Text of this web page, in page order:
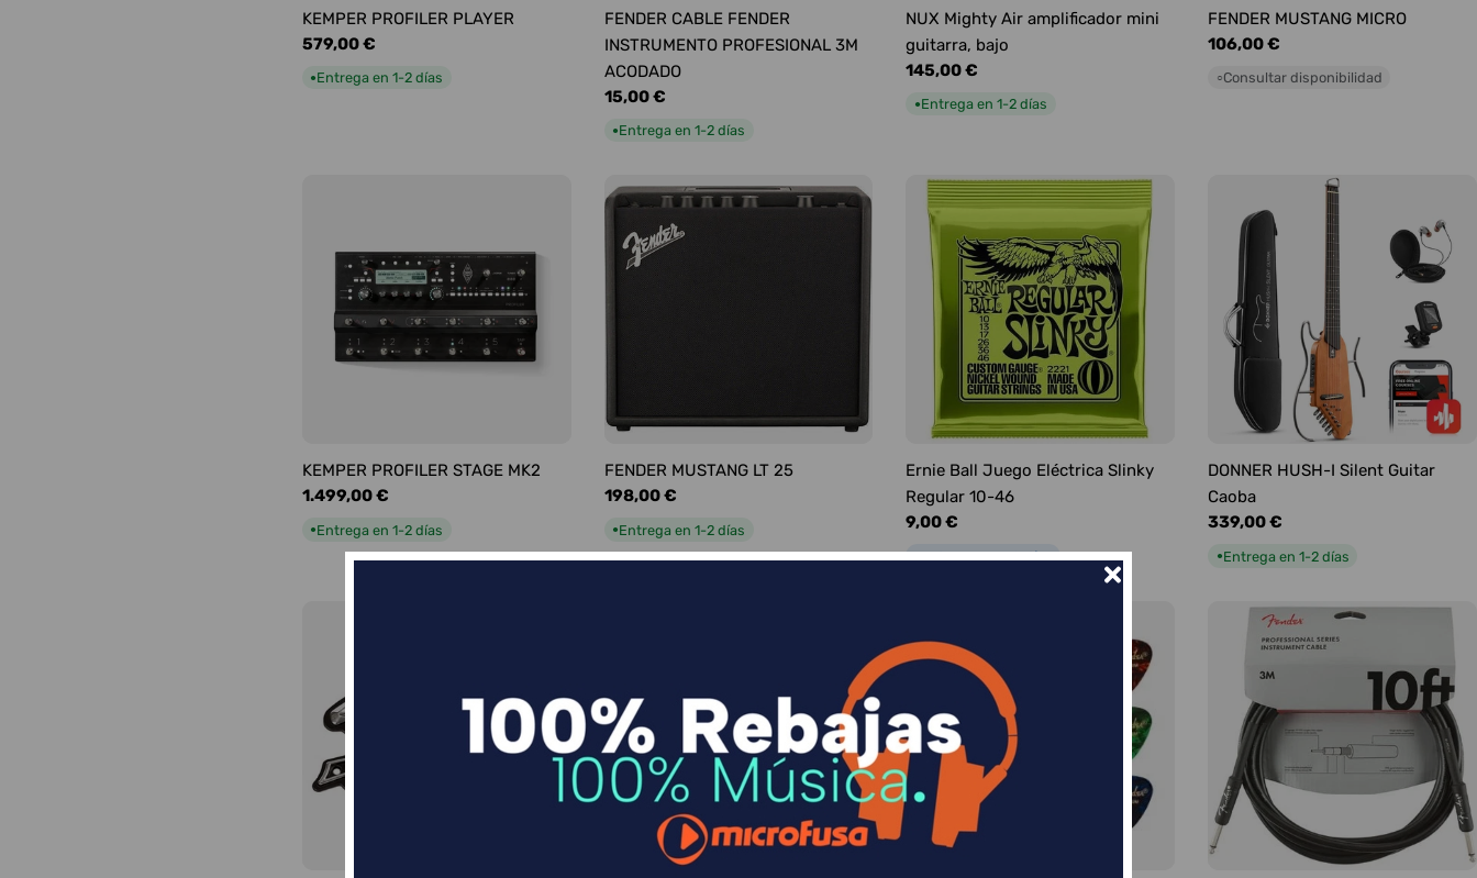
KEMPER PROFILER PLAYER
Precio
habitual
579,00 €
●Entrega en 1-2 días
FENDER CABLE FENDER
INSTRUMENTO PROFESIONAL 3M
ACODADO
Precio
habitual
15,00 €
●Entrega en 1-2 días
NUX Mighty Air amplificador mini
guitarra, bajo
Precio
habitual
145,00 €
●Entrega en 1-2 días
FENDER MUSTANG MICRO
Precio
habitual
106,00 €
○Consultar disponibilidad
KEMPER PROFILER STAGE MK2
Precio
1.499,00 €
●Entrega en 1-2 días
FENDER MUSTANG LT 25
Precio
198,00 €
●Entrega en 1-2 días
Ernie Ball Juego Eléctrica Slinky
Regular 10-46
Precio
9,00 €
●Entrega en 5-9 días
DONNER HUSH-I Silent Guitar
Caoba
Precio
339,00 €
●Entrega en 1-2 días